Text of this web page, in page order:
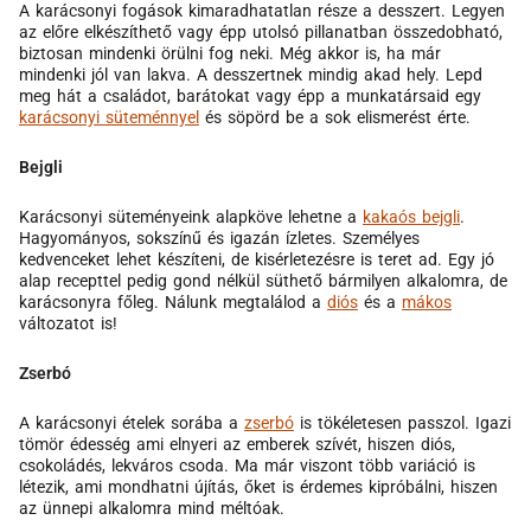
A karácsonyi fogások kimaradhatatlan része a desszert. Legyen
az előre elkészíthető vagy épp utolsó pillanatban összedobható,
biztosan mindenki örülni fog neki. Még akkor is, ha már
mindenki jól van lakva. A desszertnek mindig akad hely. Lepd
meg hát a családot, barátokat vagy épp a munkatársaid egy
karácsonyi süteménnyel és söpörd be a sok elismerést érte.
Bejgli
Karácsonyi süteményeink alapköve lehetne a kakaós bejgli.
Hagyományos, sokszínű és igazán ízletes. Személyes
kedvenceket lehet készíteni, de kisérletezésre is teret ad. Egy jó
alap recepttel pedig gond nélkül süthető bármilyen alkalomra, de
karácsonyra főleg. Nálunk megtalálod a diós és a mákos
változatot is!
Zserbó
A karácsonyi ételek sorába a zserbó is tökéletesen passzol. Igazi
tömör édesség ami elnyeri az emberek szívét, hiszen diós,
csokoládés, lekváros csoda. Ma már viszont több variáció is
létezik, ami mondhatni újítás, őket is érdemes kipróbálni, hiszen
az ünnepi alkalomra mind méltóak.